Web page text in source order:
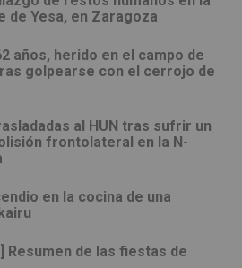
de Yesa, en Zaragoza
años, herido en el campo de
golpearse con el cerrojo de
al HUN tras sufrir un
frontolateral en la N-
en la cocina de una
Resumen de las fiestas de